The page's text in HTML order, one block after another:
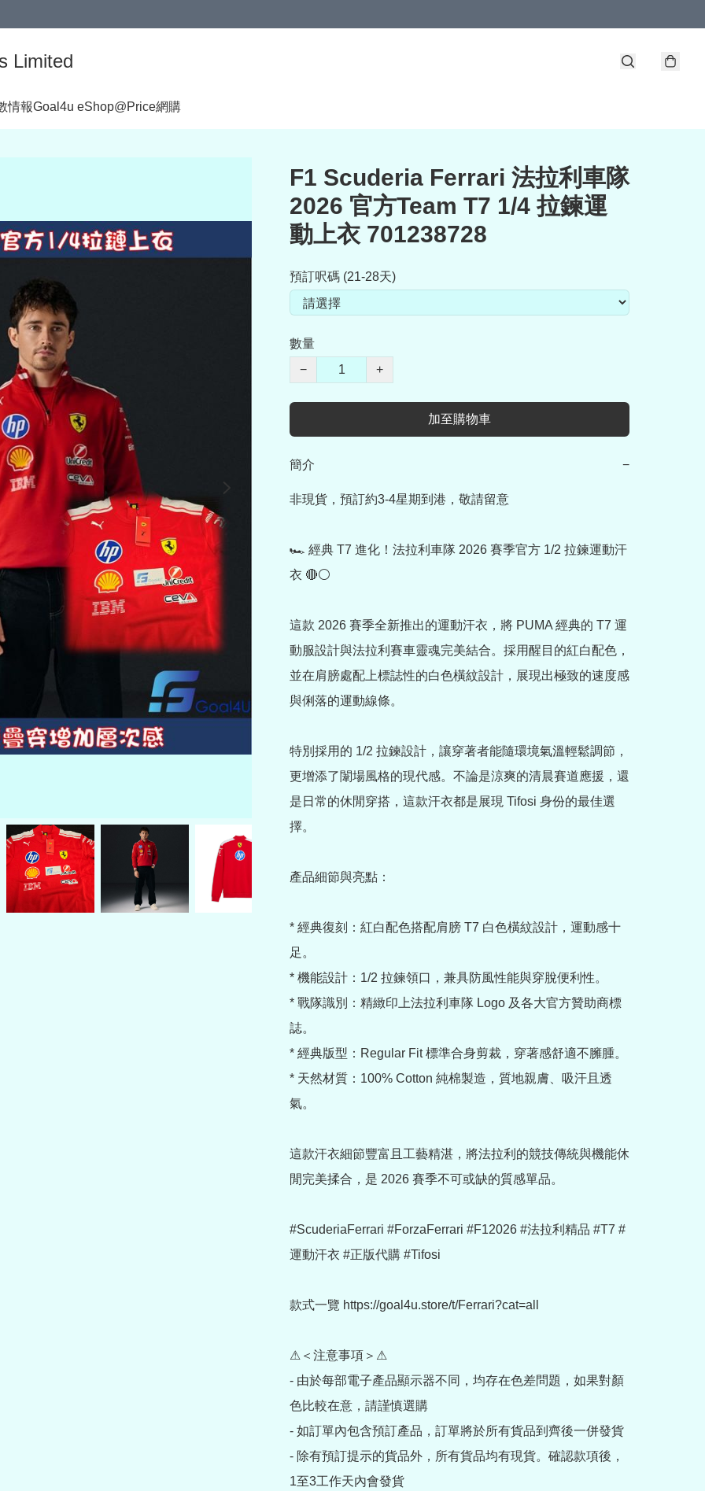
Limited
情報Goal4u eShop@Price網購
F1 Scuderia Ferrari 法拉利車隊
2026 官方Team T7 1/4 拉鍊運
動上衣 701238728
預訂呎碼 (21-28天)
數量
−
+
加至購物車
簡介 −
非現貨，預訂約3-4星期到港，敬請留意
🏎️ 經典 T7 進化！法拉利車隊 2026 賽季官方 1/2 拉鍊運動汗
衣 🔴⚪
這款 2026 賽季全新推出的運動汗衣，將 PUMA 經典的 T7 運
動服設計與法拉利賽車靈魂完美結合。採用醒目的紅白配色，
並在肩膀處配上標誌性的白色橫紋設計，展現出極致的速度感
與俐落的運動線條。
特別採用的 1/2 拉鍊設計，讓穿著者能隨環境氣溫輕鬆調節，
更增添了闈場風格的現代感。不論是涼爽的清晨賽道應援，還
是日常的休閒穿搭，這款汗衣都是展現 Tifosi 身份的最佳選
擇。
產品細節與亮點：
* 經典復刻：紅白配色搭配肩膀 T7 白色橫紋設計，運動感十
足。
* 機能設計：1/2 拉鍊領口，兼具防風性能與穿脫便利性。
* 戰隊識別：精緻印上法拉利車隊 Logo 及各大官方贊助商標
誌。
* 經典版型：Regular Fit 標準合身剪裁，穿著感舒適不臃腫。
* 天然材質：100% Cotton 純棉製造，質地親膚、吸汗且透
氣。
這款汗衣細節豐富且工藝精湛，將法拉利的競技傳統與機能休
閒完美揉合，是 2026 賽季不可或缺的質感單品。
#ScuderiaFerrari #ForzaFerrari #F12026 #法拉利精品 #T7 #
運動汗衣 #正版代購 #Tifosi
款式一覽 https://goal4u.store/t/Ferrari?cat=all
⚠＜注意事項＞⚠
- 由於每部電子產品顯示器不同，均存在色差問題，如果對顏
色比較在意，請謹慎選購
- 如訂單內包含預訂產品，訂單將於所有貨品到齊後一併發貨
- 除有預訂提示的貨品外，所有貨品均有現貨。確認款項後，
1至3工作天內會發貨